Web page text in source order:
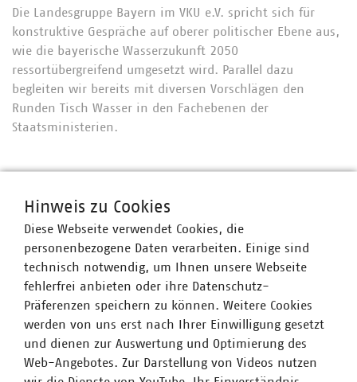
Die Landesgruppe Bayern im VKU e.V. spricht sich für
konstruktive Gespräche auf oberer politischer Ebene aus,
wie die bayerische Wasserzukunft 2050
ressortübergreifend umgesetzt wird. Parallel dazu
begleiten wir bereits mit diversen Vorschlägen den
Runden Tisch Wasser in den Fachebenen der
Staatsministerien.
Der Verband kommunaler Unternehmen e. V. (VKU)
vertritt über 1.550 Stadtwerke und
kommunalwirtschaftliche Unternehmen in den Bereichen
Hinweis zu Cookies
Diese Webseite verwendet Cookies, die
personenbezogene Daten verarbeiten. Einige sind
technisch notwendig, um Ihnen unsere Webseite
fehlerfrei anbieten oder ihre Datenschutz-
Präferenzen speichern zu können. Weitere Cookies
werden von uns erst nach Ihrer Einwilligung gesetzt
und dienen zur Auswertung und Optimierung des
Web-Angebotes. Zur Darstellung von Videos nutzen